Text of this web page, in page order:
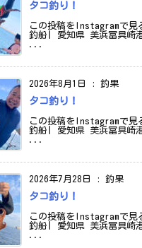
タコ釣り！
この投稿をInstagramで見
釣船| 愛知県 美浜冨具崎
...
2026年8月1日 : 釣果
タコ釣り！
この投稿をInstagramで見
釣船| 愛知県 美浜冨具崎
...
2026年7月28日 : 釣果
タコ釣り！
この投稿をInstagramで見
釣船| 愛知県 美浜冨具崎
...